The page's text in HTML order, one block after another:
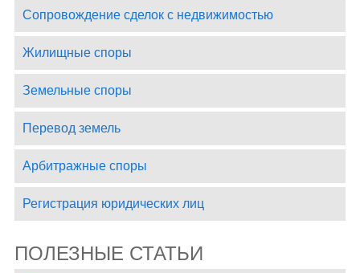
Сопровождение сделок с недвижимостью
Жилищные споры
Земельные споры
Перевод земель
Арбитражные споры
Регистрация юридических лиц
ПОЛЕЗНЫЕ СТАТЬИ